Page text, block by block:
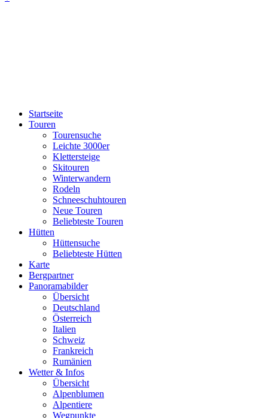
Startseite
Touren
Tourensuche
Leichte 3000er
Klettersteige
Skitouren
Winterwandern
Rodeln
Schneeschuhtouren
Neue Touren
Beliebteste Touren
Hütten
Hüttensuche
Beliebteste Hütten
Karte
Bergpartner
Panoramabilder
Übersicht
Deutschland
Österreich
Italien
Schweiz
Frankreich
Rumänien
Wetter & Infos
Übersicht
Alpenblumen
Alpentiere
Wegpunkte